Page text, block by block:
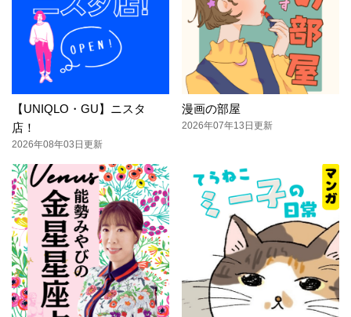
【UNIQLO・GU】ニスタ
店！
2026年08年03日更新
漫画の部屋
2026年07年13日更新